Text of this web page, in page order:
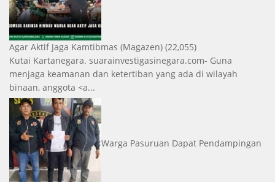
Agar Aktif Jaga Kamtibmas (Magazen) (22,055)
Kutai Kartanegara. suarainvestigasinegara.com- Guna
menjaga keamanan dan ketertiban yang ada di wilayah
binaan, anggota <a...
Warga Pasuruan Dapat Pendampingan